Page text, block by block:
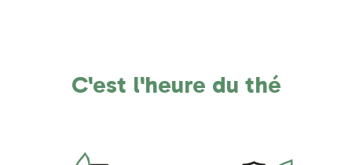
C'est l'heure du thé